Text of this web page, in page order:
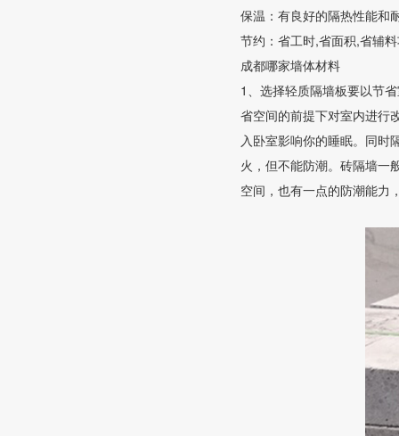
保温：有良好的隔热性能和
节约：省工时,省面积,省辅
成都哪家墙体材料
1、选择轻质隔墙板要以节
省空间的前提下对室内进行
入卧室影响你的睡眠。同时
火，但不能防潮。砖隔墙一
空间，也有一点的防潮能力